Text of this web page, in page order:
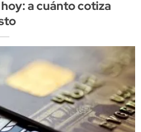
a cuánto cotiza